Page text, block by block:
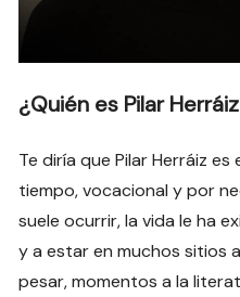
¿Quién es Pilar
Te diría que Pilar Herráiz
tiempo, vocacional y por
suele ocurrir, la vida le ha
y a estar en muchos sitios
pesar, momentos a la